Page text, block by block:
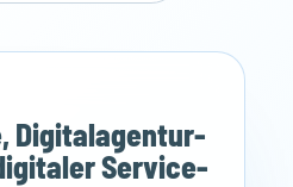
Digitalagentur-
Service-